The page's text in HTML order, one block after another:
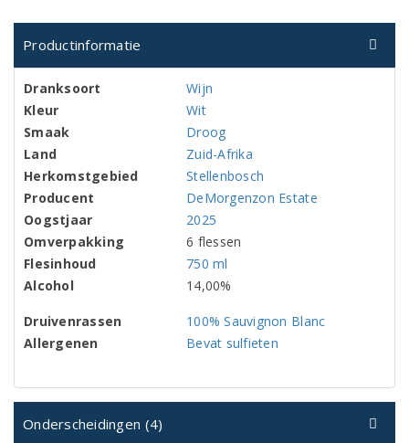
Productinformatie
Dranksoort
Wijn
Kleur
Wit
Smaak
Droog
Land
Zuid-Afrika
Herkomstgebied
Stellenbosch
Producent
DeMorgenzon Estate
Oogstjaar
2025
Omverpakking
6 flessen
Flesinhoud
750 ml
Alcohol
14,00%
Druivenrassen
100% Sauvignon Blanc
Allergenen
Bevat sulfieten
Onderscheidingen (4)